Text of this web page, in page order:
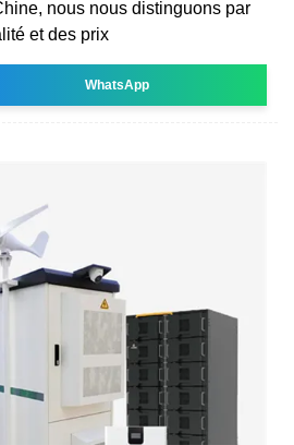
nous nous distinguons par
et des prix
WhatsApp